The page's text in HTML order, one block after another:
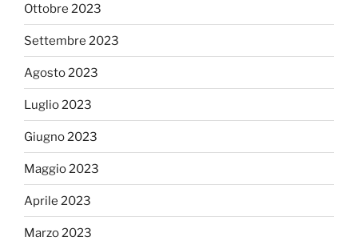
Ottobre 2023
Settembre 2023
Agosto 2023
Luglio 2023
Giugno 2023
Maggio 2023
Aprile 2023
Marzo 2023